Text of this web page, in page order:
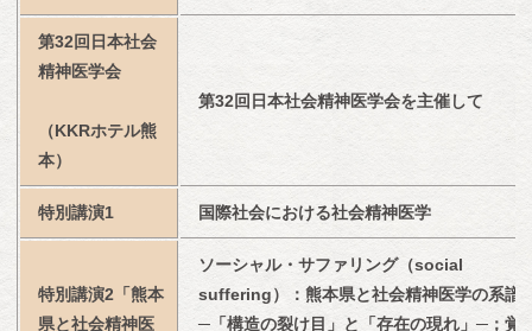
第32回日本社会
精神医学会
（KKRホテル熊
本）
第32回日本社会精神医学会を主催して
特別講演1 国際社会における社会精神医学
特別講演2「熊本
県と社会精神医
ソーシャル・サファリング（social
suffering）：熊本県と社会精神医学の系譜
─「構造の裂け目」と「存在の現れ」─；覚